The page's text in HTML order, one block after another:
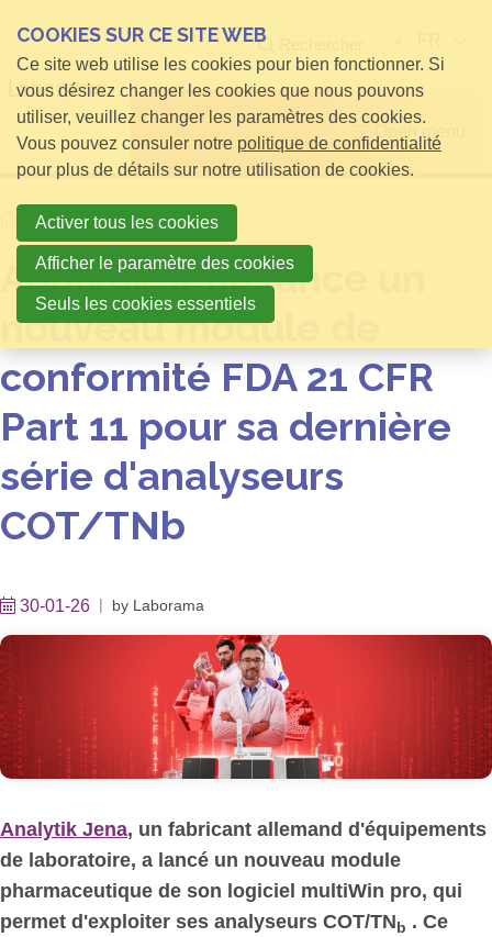
Open menu
HomeNouvelles
Analytik Jena lance un
nouveau module de
conformité FDA 21 CFR
Part 11 pour sa dernière
série d'analyseurs
COT/TNb
30-01-26 by Laborama
Analytik Jena, un fabricant allemand d'équipements
de laboratoire, a lancé un nouveau module
pharmaceutique de son logiciel multiWin pro, qui
permet d'exploiter ses analyseurs COT/TN b . Ce
COOKIES SUR CE SITE WEB
Ce site web utilise les cookies pour bien fonctionner. Si
vous désirez changer les cookies que nous pouvons
utiliser, veuillez changer les paramètres des cookies.
Vous pouvez consuler notre politique de confidentialité
pour plus de détails sur notre utilisation de cookies.
Activer tous les cookies
Afficher le paramètre des cookies
Seuls les cookies essentiels